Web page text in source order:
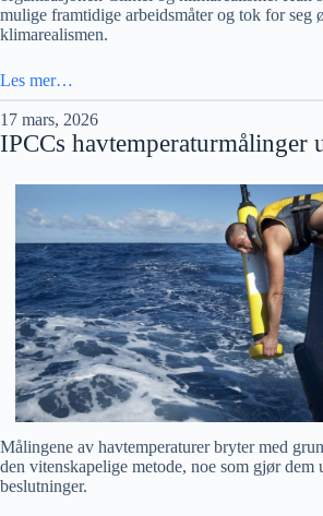
mulige framtidige arbeidsmåter og tok for seg
klimarealismen.
Les mer…
17 mars, 2026
IPCCs havtemperaturmålinger
Målingene av havtemperaturer bryter med
den vitenskapelige metode, noe som gjør
beslutninger.